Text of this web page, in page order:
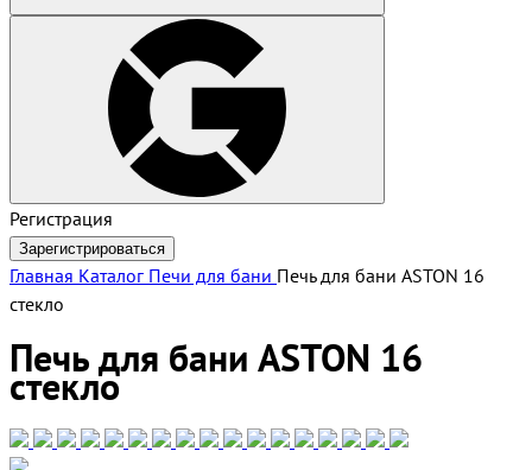
Регистрация
Зарегистрироваться
Главная Каталог Печи для бани Печь для бани ASTON 16
стекло
Печь для бани ASTON 16
стекло